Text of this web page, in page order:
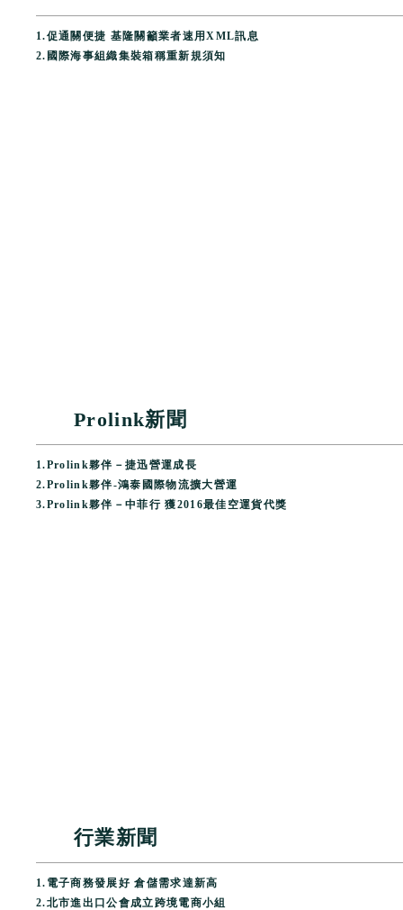
1.促通關便捷 基隆關籲業者速用XML訊息
2. 國際海事組織集裝箱稱重新規須知
Prolink新聞
1.Prolink夥伴－捷迅營運成長
2.Prolink夥伴-鴻泰國際物流擴大營運
3.Prolink夥伴－中菲行 獲2016最佳空運貨代獎
行業新聞
1. 電子商務發展好 倉儲需求達新高
2.北市進出口公會成立跨境電商小組